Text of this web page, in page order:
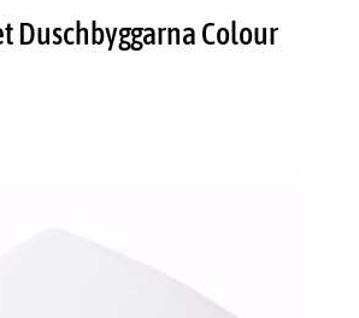
Duschbyggarna Colour